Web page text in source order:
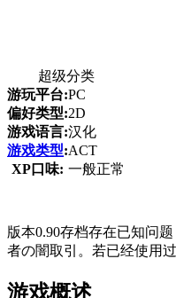
超级分类
游玩平台:PC
偏好类型:2D
游戏语言:汉化
游戏类型:ACT
XP口味: 一般正常
版本0.90存档存在已知问
者の闇取引。若已经使用
游戏概述